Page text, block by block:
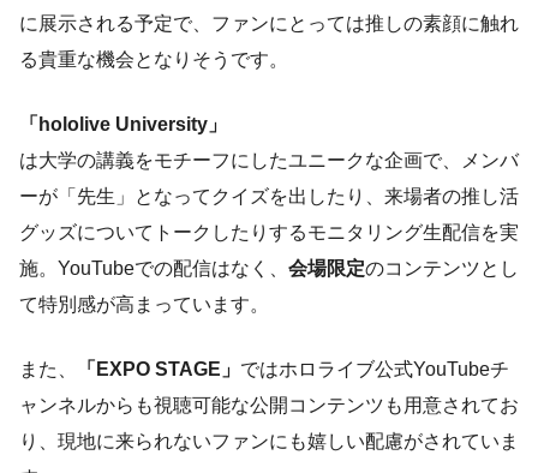
に展示される予定で、ファンにとっては推しの素顔に触れ
る貴重な機会となりそうです。
「hololive University」
は大学の講義をモチーフにしたユニークな企画で、メンバ
ーが「先生」となってクイズを出したり、来場者の推し活
グッズについてトークしたりするモニタリング生配信を実
施。YouTubeでの配信はなく、 会場限定のコンテンツとし
て特別感が高まっています。
また、 「EXPO STAGE」 ではホロライブ公式YouTubeチ
ャンネルからも視聴可能な公開コンテンツも用意されてお
り、現地に来られないファンにも嬉しい配慮がされていま